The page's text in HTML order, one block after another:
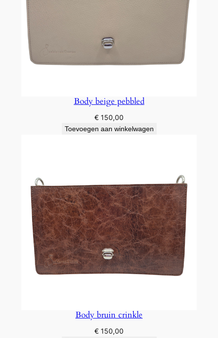
Body beige pebbled
€ 150,00
Toevoegen aan winkelwagen
Body bruin crinkle
€ 150,00